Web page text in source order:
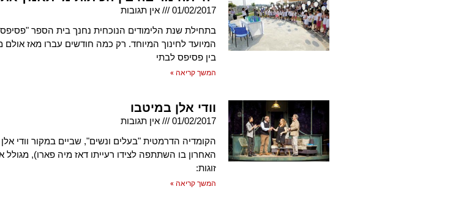
01/02/2017
אין תגובות
בתחילת שנת הלימודים הנוכחית נחנך בית הספר
המיועד לחינוך המיוחד. רק כמה חודשים עברו מאז
בין פסיפס לבתי
המשך קריאה »
וודי אלן במיטבו
01/02/2017
אין תגובות
הקומדיה הדרמטית "בעלים ונשים", שביים במקור וודי
האחרון בו השתתפה לצידו רעייתו דאז מיה פארו), מגולל
זוגות:
המשך קריאה »